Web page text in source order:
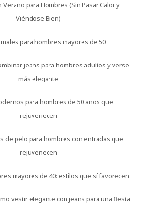
Verano para Hombres (Sin Pasar Calor y
Viéndose Bien)
para hombres mayores de 50
jeans para hombres adultos y verse
más elegante
para hombres de 50 años que
rejuvenecen
de pelo para hombres con entradas que
rejuvenecen
mayores de 40: estilos que sí favorecen
vestir elegante con jeans para una fiesta